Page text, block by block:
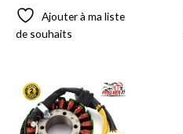
Ajouter à ma liste
de souhaits